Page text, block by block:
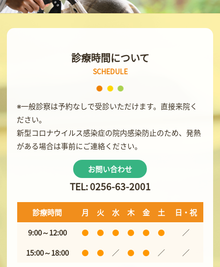
診療時間について
SCHEDULE
※一般診察は予約なしで受診いただけます。直接来院く
ださい。
新型コロナウイルス感染症の院内感染防止のため、発熱
がある場合は事前にご連絡ください。
お問い合わせ
TEL: 0256-63-2001
診療時間 月 火 水 木 金 土
日・祝
9:00～12:00
／
15:00～18:00
／ ／
／